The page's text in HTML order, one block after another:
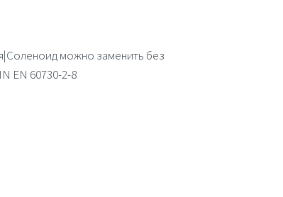
можно заменить без
EN 60730-2-8